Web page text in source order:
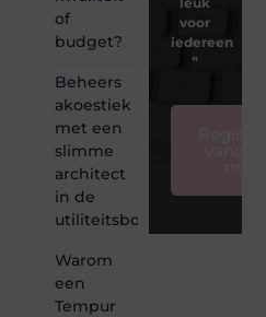
of
budget?
Beheers
akoestiek
met een
slimme
architect
in de
utiliteitsbouw
Warom
een
Tempur
voor
iedereen
❞